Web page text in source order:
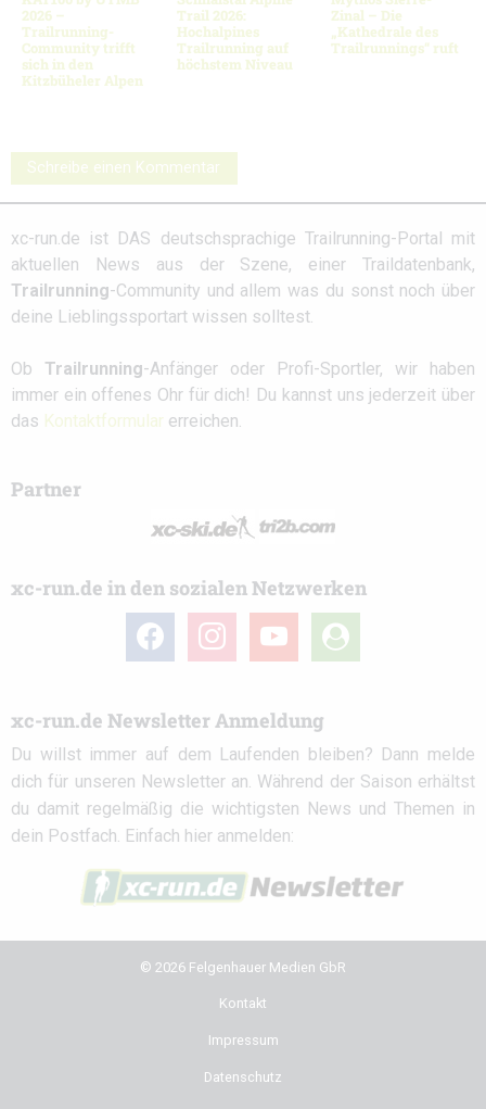
2026 –
Trailrunning-
Community trifft
sich in den
Kitzbüheler Alpen
Trail 2026:
Hochalpines
Trailrunning auf
höchstem Niveau
Zinal – Die
„Kathedrale des
Trailrunnings“ ruft
Schreibe einen Kommentar
xc-run.de ist DAS deutschsprachige Trailrunning-Portal mit
aktuellen News aus der Szene, einer Traildatenbank,
Trailrunning-Community und allem was du sonst noch über
deine Lieblingssportart wissen solltest.
Ob Trailrunning-Anfänger oder Profi-Sportler, wir haben
immer ein offenes Ohr für dich! Du kannst uns jederzeit über
das Kontaktformular erreichen.
Partner
xc-run.de in den sozialen Netzwerken
facebook instagramyoutube
user-
circle
xc-run.de Newsletter Anmeldung
Du willst immer auf dem Laufenden bleiben? Dann melde
dich für unseren Newsletter an. Während der Saison erhältst
du damit regelmäßig die wichtigsten News und Themen in
dein Postfach. Einfach hier anmelden:
© 2026 Felgenhauer Medien GbR
Kontakt
Impressum
Datenschutz